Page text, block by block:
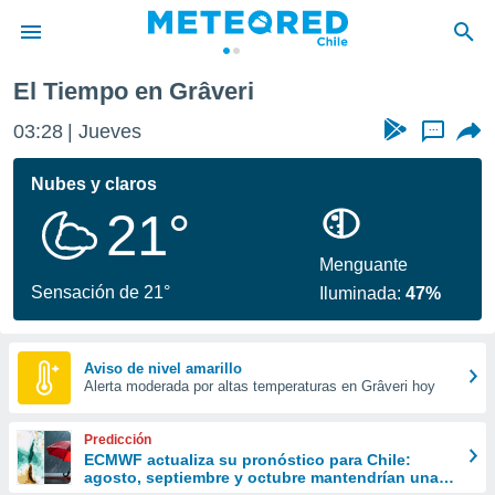
de
por
se
calidad.
a este
las
y
forma
digital
basada
El Tiempo en Grâveri
03:28 Jueves ...
Nubes y claros
21°
Sensación de 21°
Menguante
Iluminada:47%
Aviso de nivel amarillo
Alerta moderada por altas temperaturas en Grâveri hoy
Predicción
ECMWF actualiza su pronóstico para Chile:
agosto, septiembre y octubre mantendrían una